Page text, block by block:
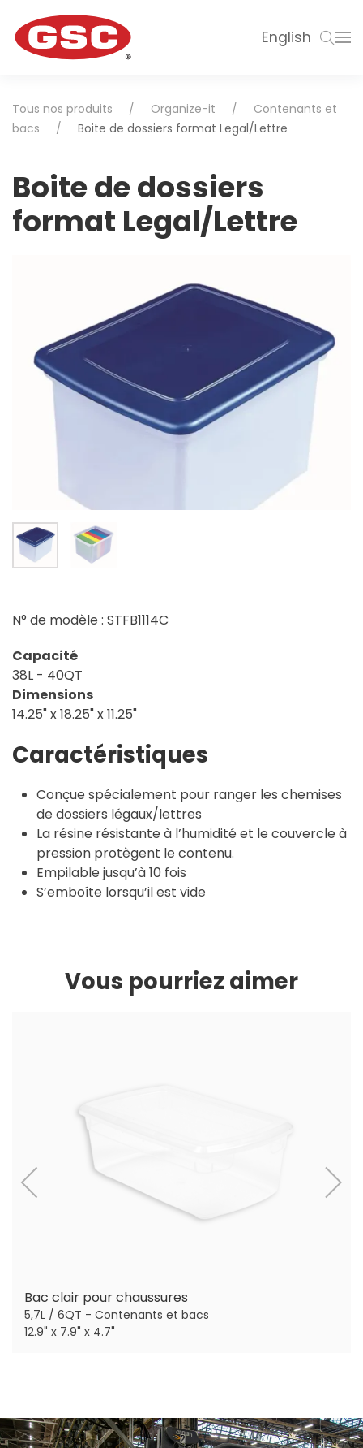
English
Tous nos produits Organize-it
Contenants et
bacs
Boite de dossiers format Legal/Lettre
Boite de dossiers
format Legal/Lettre
N° de modèle : STFB1114C
Capacité
38L - 40QT
Dimensions
14.25" x 18.25" x 11.25"
Caractéristiques
Conçue spécialement pour ranger les chemises
de dossiers légaux/lettres
La résine résistante à l’humidité et le couvercle à
pression protègent le contenu.
Empilable jusqu’à 10 fois
S’emboîte lorsqu’il est vide
Vous pourriez aimer
Bac clair pour chaussures
5,7L / 6QT - Contenants et bacs
12.9" x 7.9" x 4.7"